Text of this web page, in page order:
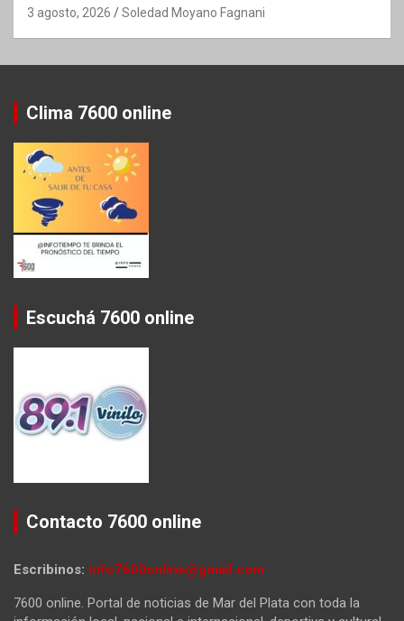
3 agosto, 2026 Soledad Moyano Fagnani
Clima 7600 online
Escuchá 7600 online
Contacto 7600 online
Escribinos: info7600online@gmail.com
7600 online. Portal de noticias de Mar del Plata con toda la